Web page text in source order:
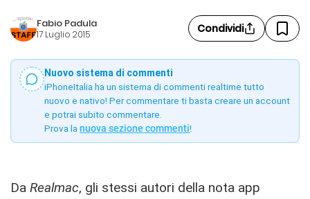
Fabio Padula
17 Luglio 2015 Condividi
Nuovo sistema di commenti
iPhoneItalia ha un sistema di commenti realtime tutto
nuovo e nativo! Per commentare ti basta creare un account
e potrai subito commentare.
Prova la nuova sezione commenti!
Da Realmac, gli stessi autori della nota app